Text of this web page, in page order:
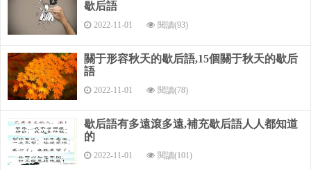
事已然 諸葛亮招親---才重于貌 諸葛亮丟了荷包---沒有計了 諸葛
亮借雕翎---少箭（見） 諸葛亮坐西城---故弄玄虛 諸葛亮穿道袍-
--不是出家人 諸葛亮玩狗---聰明一世，糊涂一時 諸葛亮對魏延--
-見不得離不得 諸葛亮的鵝毛扇---神妙莫測
望采納
歇后語
2022-11-01 閱讀(93)
關于形容秋天的歇后語,15個關于秋天的歇后
語
2022-11-01 閱讀(78)
歇后語有多遠滾多遠,補充歇后語人人都知道
的
2022-11-01 閱讀(101)